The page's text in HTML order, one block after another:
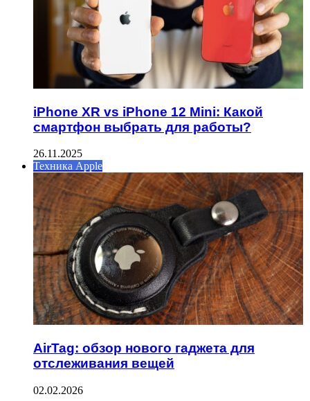
iPhone XR vs iPhone 12 Mini: Какой
смартфон выбрать для работы?
26.11.2025
Техника Apple
AirTag: обзор нового гаджета для
отслеживания вещей
02.02.2026